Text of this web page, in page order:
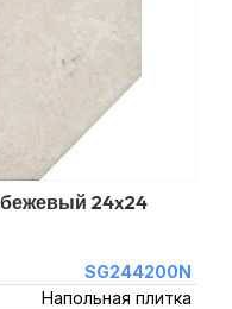
24x24
SG244200N
Напольная плитка